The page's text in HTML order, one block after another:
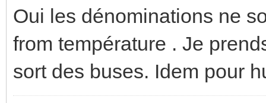
Oui les dénominations ne
from température . Je
sort des buses. Idem pour